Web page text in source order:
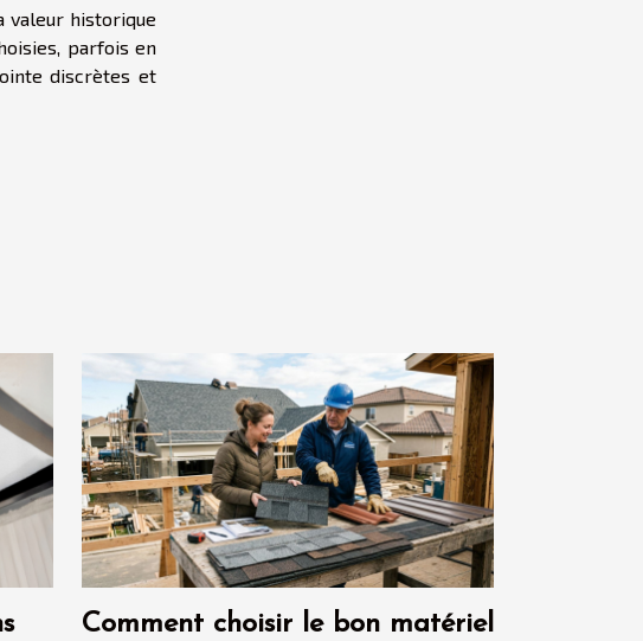
valeur historique
parfois en
discrètes et
Comment choisir le bon matériel